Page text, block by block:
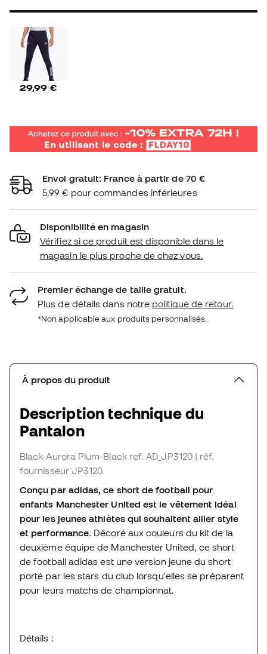
29,99 €
Envoi gratuit: France à partir de 70 €
5,99 € pour commandes inférieures
Disponibilité en magasin
Vérifiez si ce produit est disponible dans le
magasin le plus proche de chez vous.
Premier échange de taille gratuit.
Plus de détails dans notre politique de retour.
*Non applicable aux produits personnalisés.
À propos du produit
Description technique du
Pantalon
Black-Aurora Plum-Black ref. AD_JP3120 | réf.
fournisseur JP3120
Conçu par adidas, ce short de football pour
enfants Manchester United est le vêtement idéal
pour les jeunes athlètes qui souhaitent allier style
et performance. Décoré aux couleurs du kit de la
deuxième équipe de Manchester United, ce short
de football adidas est une version jeune du short
porté par les stars du club lorsqu'elles se préparent
pour leurs matchs de championnat.
Détails :